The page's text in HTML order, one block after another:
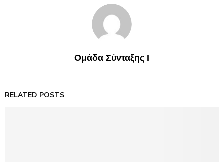
Ομάδα Σύνταξης Ι
RELATED POSTS